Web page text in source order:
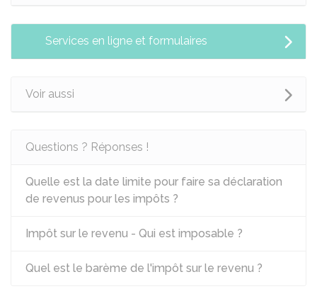
Services en ligne et formulaires
Voir aussi
Questions ? Réponses !
Quelle est la date limite pour faire sa déclaration
de revenus pour les impôts ?
Impôt sur le revenu - Qui est imposable ?
Quel est le barème de l'impôt sur le revenu ?